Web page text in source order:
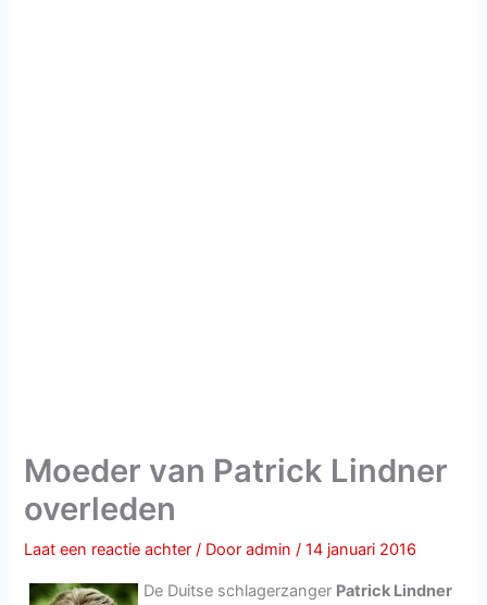
Moeder van Patrick Lindner
overleden
Laat een reactie achter / Dooradmin/14 januari 2016
De Duitse schlagerzanger Patrick Lindner